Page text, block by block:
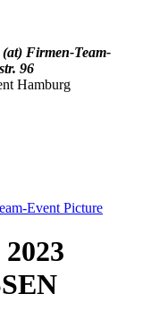
Firmen-Team-
96